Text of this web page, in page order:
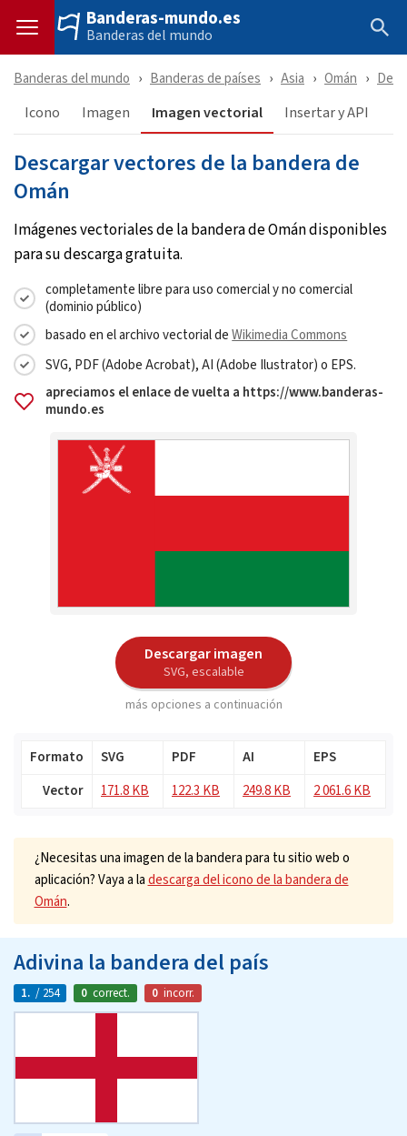
Banderas-mundo.es
Banderas del mundo
Banderas del mundo Banderas de países Asia Omán
Icono Imagen Imagen vectorial Insertar y API
Descargar vectores de la bandera de
Omán
Imágenes vectoriales de la bandera de Omán disponibles
para su descarga gratuita.
completamente libre para uso comercial y no comercial
(dominio público)
basado en el archivo vectorial deWikimedia Commons
SVG, PDF (Adobe Acrobat), AI (Adobe Ilustrator) o EPS.
apreciamos el enlace de vuelta a https://www.banderas-
mundo.es
Descargar imagen
SVG, escalable
más opciones a continuación
Formato SVG PDF AI
EPS
Vector
171.8 KB 122.3 KB 249.8 KB 2 061.6 KB
¿Necesitas una imagen de la bandera para tu sitio web o
aplicación? Vaya a ladescarga del icono de la bandera de
Omán.
Adivina la bandera del país
1. / 254 0 correct. 0 incorr.